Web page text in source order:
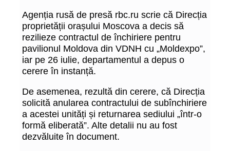
Agenția rusă de presă rbc.ru scrie că Direcția
proprietății orașului Moscova a decis să
rezilieze contractul de închiriere pentru
pavilionul Moldova din VDNH cu „Moldexpo”,
iar pe 26 iulie, departamentul a depus o
cerere în instanță.
De asemenea, rezultă din cerere, că Direcția
solicită anularea contractului de subînchiriere
a acestei unități și returnarea sediului „într-o
formă eliberată”. Alte detalii nu au fost
dezvăluite în document.